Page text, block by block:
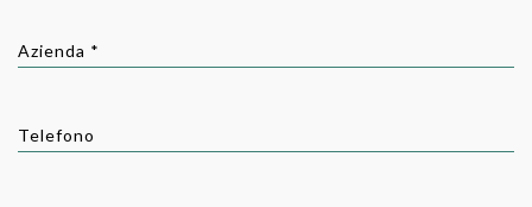
Azienda *
Telefono